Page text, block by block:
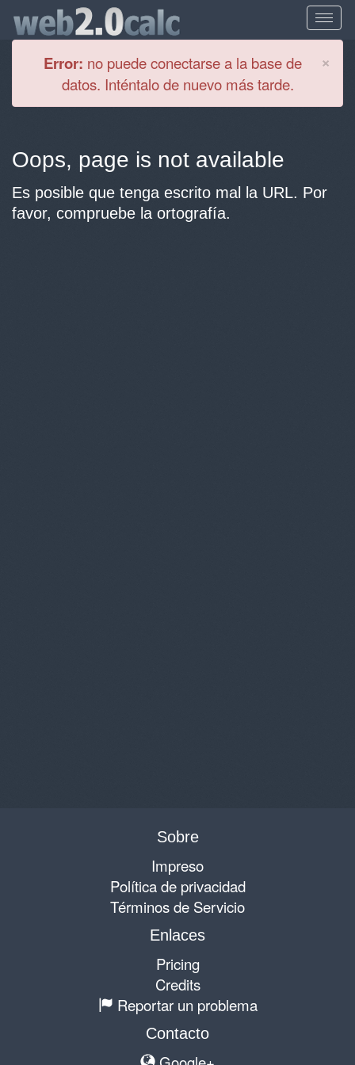
×
Error: no puede conectarse a la base de
datos. Inténtalo de nuevo más tarde.
Oops, page is not available
Es posible que tenga escrito mal la URL. Por
favor, compruebe la ortografía.
Sobre
Impreso
Política de privacidad
Términos de Servicio
Enlaces
Pricing
Credits
Reportar un problema
Contacto